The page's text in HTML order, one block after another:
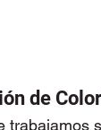
de
trabajamos